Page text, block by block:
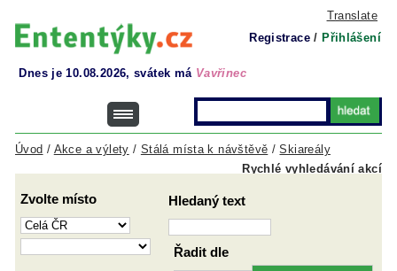
Translate
Registrace / Přihlášení
Dnes je 10.08.2026, svátek má Vavřinec
Rychlé vyhledávání akcí
Úvod / Akce a výlety / Stálá místa k návštěvě /Skiareály
Zvolte místo Hledaný text
Řadit dle